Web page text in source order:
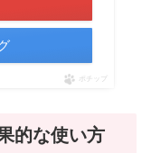
ポチップ
的な使い方